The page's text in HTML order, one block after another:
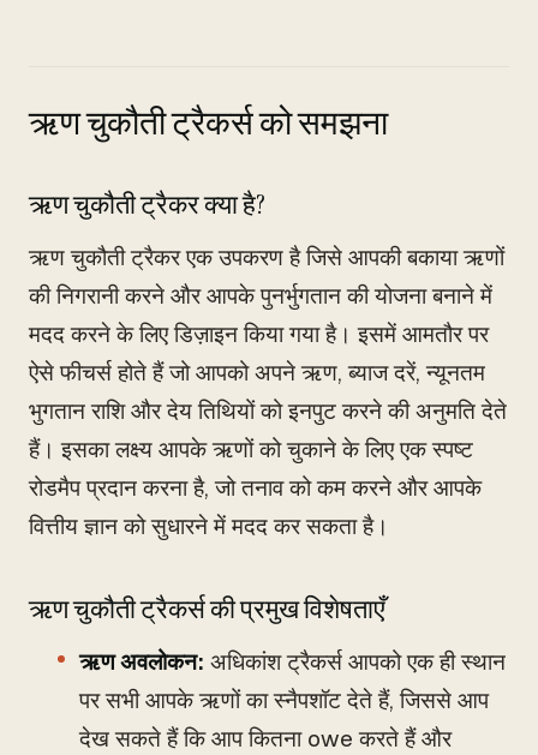
ऋण चुकौती ट्रैकर्स को समझना
ऋण चुकौती ट्रैकर क्या है?
ऋण चुकौती ट्रैकर एक उपकरण है जिसे आपकी बकाया ऋणों
की निगरानी करने और आपके पुनर्भुगतान की योजना बनाने में
मदद करने के लिए डिज़ाइन किया गया है। इसमें आमतौर पर
ऐसे फीचर्स होते हैं जो आपको अपने ऋण, ब्याज दरें, न्यूनतम
भुगतान राशि और देय तिथियों को इनपुट करने की अनुमति देते
हैं। इसका लक्ष्य आपके ऋणों को चुकाने के लिए एक स्पष्ट
रोडमैप प्रदान करना है, जो तनाव को कम करने और आपके
वित्तीय ज्ञान को सुधारने में मदद कर सकता है।
ऋण चुकौती ट्रैकर्स की प्रमुख विशेषताएँ
ऋण अवलोकन: अधिकांश ट्रैकर्स आपको एक ही स्थान
पर सभी आपके ऋणों का स्नैपशॉट देते हैं, जिससे आप
देख सकते हैं कि आप कितना owe करते हैं और